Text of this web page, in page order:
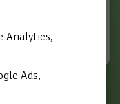
Analytics,
Ads,